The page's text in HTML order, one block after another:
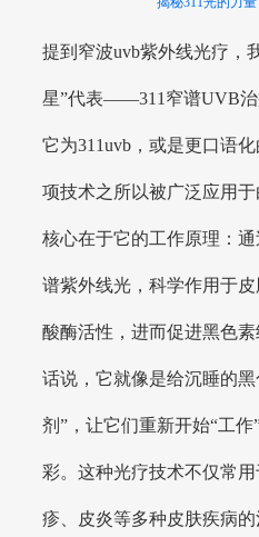
提到窄波uvb紫外线光疗，
星”代表——311窄谱UVB
它为311uvb，或是更口语
项技术之所以被广泛应用
核心在于它的工作原理：
谱紫外线光，科学作用于
酸酶活性，进而促进黑色
话说，它就像是给沉睡的
剂”，让它们重新开始“工
彩。这种光疗技术不仅常
疹、皮炎等多种皮肤疾病